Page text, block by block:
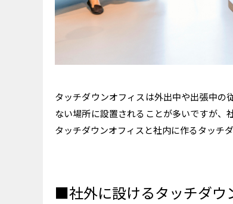
まとめ：タッチ
タッチダウンオフィスは外出中や出張中の
ない場所に設置されることが多いですが、
タッチダウンオフィスと社内に作るタッチ
■社外に設けるタッチダウ